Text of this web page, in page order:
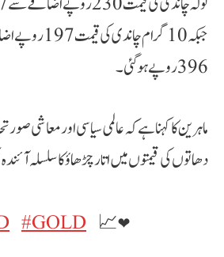
396 روپے ہوگئی۔
ماہرین کا کہنا ہے کہ عالمی سیاسی اور معاشی
دھاتوں کی قیمتوں میں اتار چڑھاؤ کا سلسلہ
#GOLD 📈❤️